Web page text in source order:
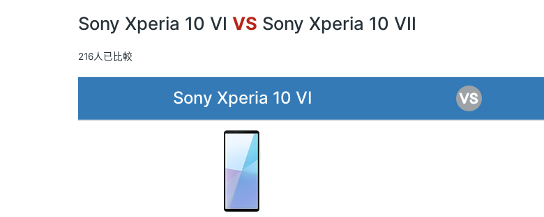
Sony Xperia 10 VI VS Sony Xperia 10 VII
216人已比較
Sony Xperia 10 VI